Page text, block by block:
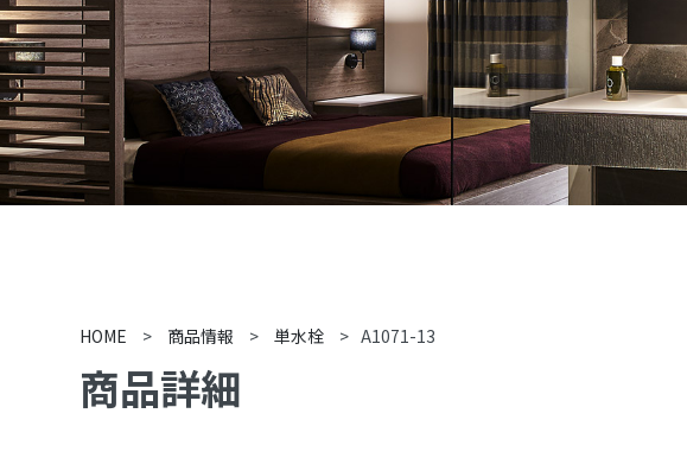
HOME > 商品情報 > 単水栓 > A1071-13
商品詳細